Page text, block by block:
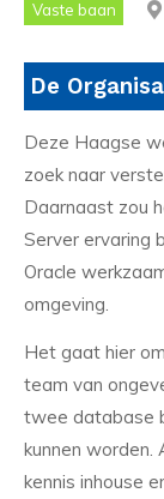
Vaste baan
De
Deze Haagse
zoek naar
Daarnaast zou
Server ervaring
Oracle
omgeving.
Het gaat hier
team van
twee database
kunnen worden.
kennis inhouse